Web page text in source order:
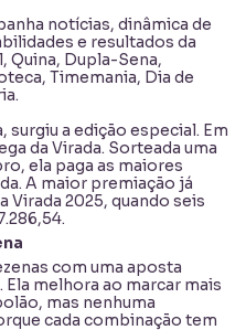
notícias, dinâmica de
e resultados da
, Quina, Dupla-Sena,
, Timemania, Dia de
.
a edição especial. Em
da Virada. Sorteada uma
ela paga as maiores
A maior premiação já
Virada 2025, quando seis
com uma aposta
melhora ao marcar mais
mas nenhuma
cada combinação tem